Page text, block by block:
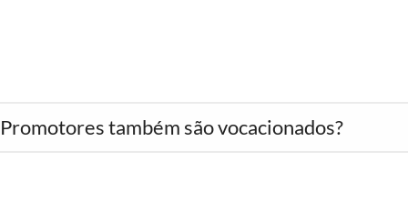
Promotores também são vocacionados?